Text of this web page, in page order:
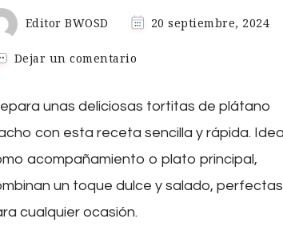
Editor BWOSD 20 septiembre, 2024
Dejar un comentario
plátano
macho:
La
combinación
de
unas deliciosas tortitas de plátano
con esta receta sencilla y rápida.
acompañamiento o plato principal,
un toque dulce y salado, perfectas
cualquier ocasión.